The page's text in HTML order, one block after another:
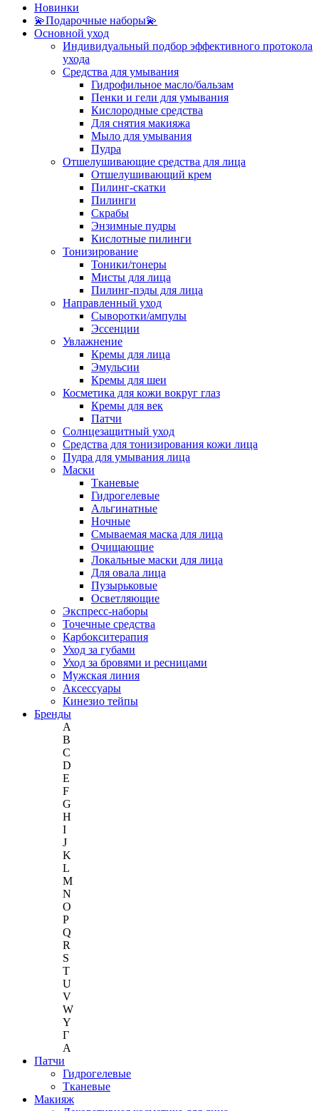
Новинки
💫Подарочные наборы💫
Основной уход
Индивидуальный подбор эффективного протокола
ухода
Средства для умывания
Гидрофильное масло/бальзам
Пенки и гели для умывания
Кислородные средства
Для снятия макияжа
Мыло для умывания
Пудра
Отшелушивающие средства для лица
Отшелушивающий крем
Пилинг-скатки
Пилинги
Скрабы
Энзимные пудры
Кислотные пилинги
Тонизирование
Тоники/тонеры
Мисты для лица
Пилинг-пэды для лица
Направленный уход
Сыворотки/ампулы
Эссенции
Увлажнение
Кремы для лица
Эмульсии
Кремы для шеи
Косметика для кожи вокруг глаз
Кремы для век
Патчи
Солнцезащитный уход
Средства для тонизирования кожи лица
Пудра для умывания лица
Маски
Тканевые
Гидрогелевые
Альгинатные
Ночные
Смываемая маска для лица
Очищающие
Локальные маски для лица
Для овала лица
Пузырьковые
Осветляющие
Экспресс-наборы
Точечные средства
Карбокситерапия
Уход за губами
Уход за бровями и ресницами
Мужская линия
Аксессуары
Кинезио тейпы
Бренды
A
B
C
D
E
F
G
H
I
J
K
L
M
N
O
P
Q
R
S
T
U
V
W
Y
Г
A
Патчи
Гидрогелевые
Тканевые
Макияж